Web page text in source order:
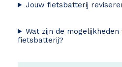
Jouw fietsbatterij
Wat zijn de mogelijkheden
fietsbatterij?